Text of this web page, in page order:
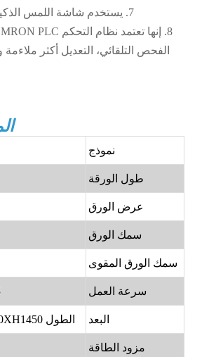
7. يستخدم شاشة اللمس الذكية ونظام التشغيل.
الفحص التلقائي، التعديل أكثر
نموذج
طول الورقة
عرض الورق
سمك الورق
سمك الورق المقوى
سرعة العمل
البعد الطول 8900XW2250XH1450 مم
مزود الطاقة